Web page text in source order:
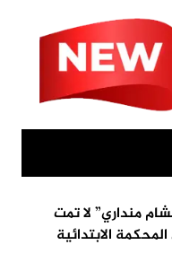
منداري” لا تمت
الابتدائية